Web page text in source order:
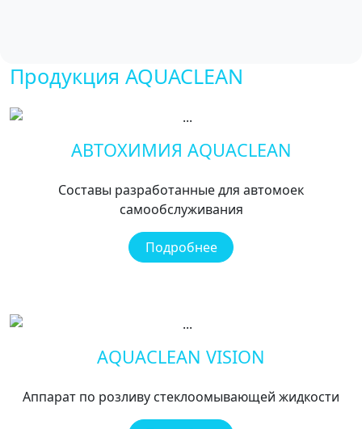
Продукция AQUACLEAN
АВТОХИМИЯ AQUACLEAN
Составы разработанные для автомоек
самообслуживания
Подробнее
AQUACLEAN VISION
Аппарат по розливу стеклоомывающей жидкости